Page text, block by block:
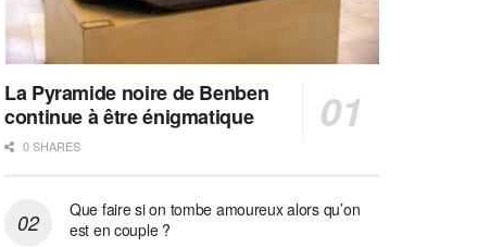
La Pyramide noire de Benben
continue à être énigmatique
0 SHARES
Que faire si on tombe amoureux alors qu’on
est en couple ?